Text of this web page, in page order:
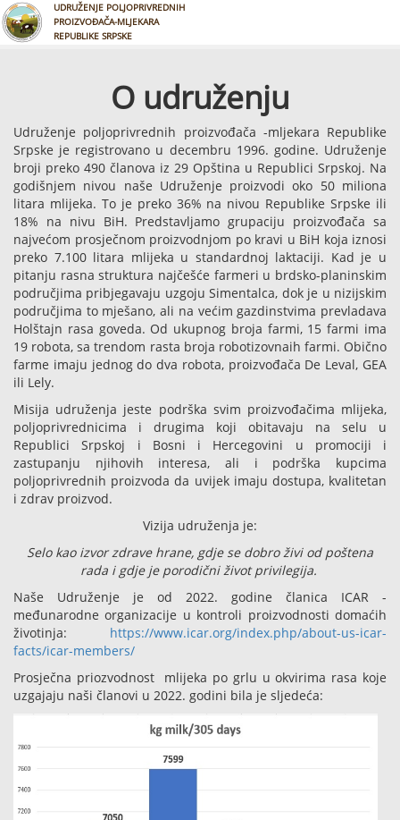
UDRUŽENJE POLJOPRIVREDNIH
PROIZVOĐAČA-MLJEKARA
REPUBLIKE SRPSKE
O udruženju
Udruženje poljoprivrednih proizvođača -mljekara Republike
Srpske je registrovano u decembru 1996. godine. Udruženje
broji preko 490 članova iz 29 Opština u Republici Srpskoj. Na
godišnjem nivou naše Udruženje proizvodi oko 50 miliona
litara mlijeka. To je preko 36% na nivou Republike Srpske ili
18% na nivu BiH. Predstavljamo grupaciju proizvođača sa
najvećom prosječnom proizvodnjom po kravi u BiH koja iznosi
preko 7.100 litara mlijeka u standardnoj laktaciji. Kad je u
pitanju rasna struktura najčešće farmeri u brdsko-planinskim
područjima pribjegavaju uzgoju Simentalca, dok je u nizijskim
područjima to mješano, ali na većim gazdinstvima prevladava
Holštajn rasa goveda. Od ukupnog broja farmi, 15 farmi ima
19 robota, sa trendom rasta broja robotizovnaih farmi. Obično
farme imaju jednog do dva robota, proizvođača De Leval, GEA
ili Lely.
Misija udruženja jeste podrška svim proizvođačima mlijeka,
poljoprivrednicima i drugima koji obitavaju na selu u
Republici Srpskoj i Bosni i Hercegovini u promociji i
zastupanju njihovih interesa, ali i podrška kupcima
poljoprivrednih proizvoda da uvijek imaju dostupa, kvalitetan
i zdrav proizvod.
Vizija udruženja je:
Selo kao izvor zdrave hrane, gdje se dobro živi od poštena
rada i gdje je porodični život privilegija.
Naše Udruženje je od 2022. godine članica ICAR -
međunarodne organizacije u kontroli proizvodnosti domaćih
životinja: https://www.icar.org/index.php/about-us-icar-
facts/icar-members/
Prosječna priozvodnost mlijeka po grlu u okvirima rasa koje
uzgajaju naši članovi u 2022. godini bila je sljedeća: